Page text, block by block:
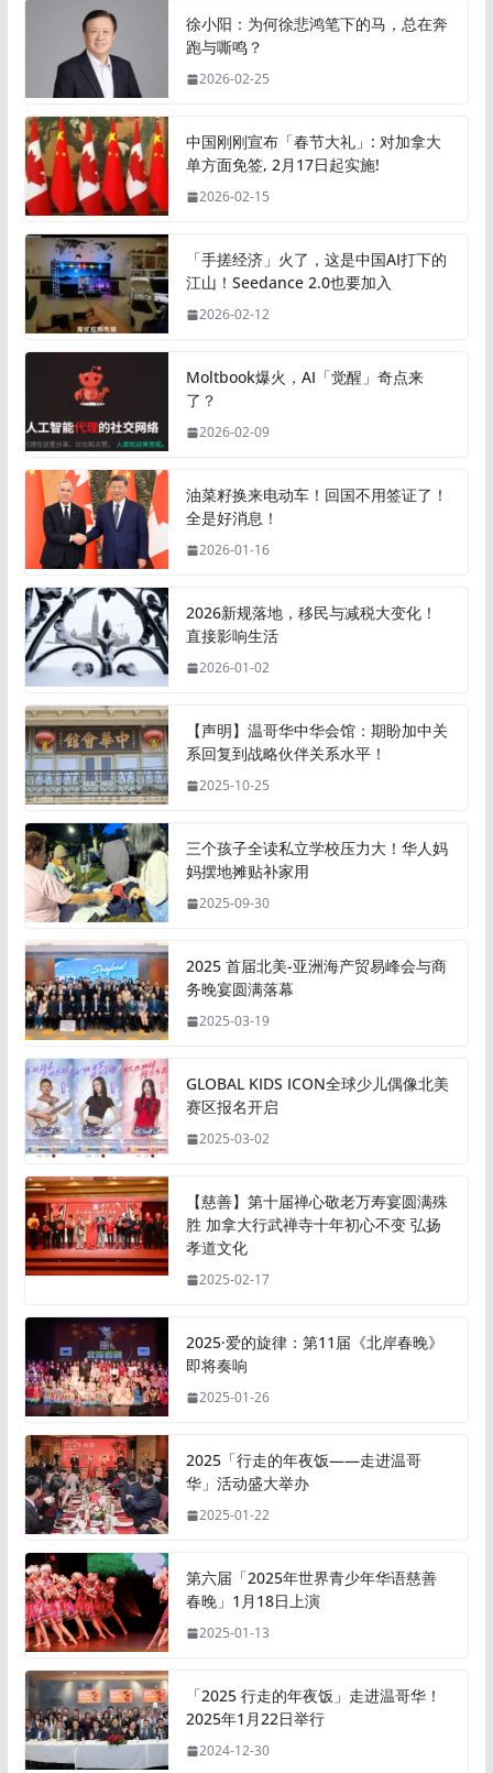
徐小阳：为何徐悲鸿笔下的马，总在奔
跑与嘶鸣？
2026-02-25
中国刚刚宣布「春节大礼」: 对加拿大
单方面免签, 2月17日起实施!
2026-02-15
「手搓经济」火了，这是中国AI打下的
江山！Seedance 2.0也要加入
2026-02-12
Moltbook爆火，AI「觉醒」奇点来
了？
2026-02-09
油菜籽换来电动车！回国不用签证了！
全是好消息！
2026-01-16
2026新规落地，移民与减税大变化！
直接影响生活
2026-01-02
【声明】温哥华中华会馆：期盼加中关
系回复到战略伙伴关系水平！
2025-10-25
三个孩子全读私立学校压力大！华人妈
妈摆地摊贴补家用
2025-09-30
2025 首届北美-亚洲海产贸易峰会与商
务晚宴圆满落幕
2025-03-19
GLOBAL KIDS ICON全球少儿偶像北美
赛区报名开启
2025-03-02
【慈善】第十届禅心敬老万寿宴圆满殊
胜 加拿大行武禅寺十年初心不变 弘扬
孝道文化
2025-02-17
2025·爱的旋律：第11届《北岸春晚》
即将奏响
2025-01-26
2025「行走的年夜饭——走进温哥
华」活动盛大举办
2025-01-22
第六届「2025年世界青少年华语慈善
春晚」1月18日上演
2025-01-13
「2025 行走的年夜饭」走进温哥华！
2025年1月22日举行
2024-12-30